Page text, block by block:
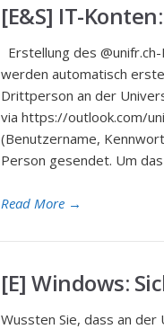
[E&S] IT-
Erstellung des
werden automatisch
Drittperson an der
via https://outlook.com/
(Benutzername,
Person gesendet. Um
Read More →
[E] Windows:
Wussten Sie, dass an